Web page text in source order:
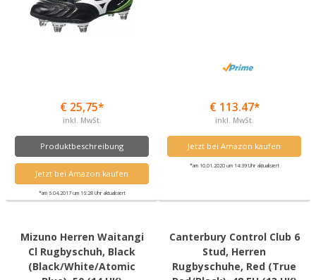
€ 25,75*
inkl. MwSt.
Produktbeschreibung
Jetzt bei Amazon kaufen
*am 6.04.2017 um 16:28 Uhr aktualisiert
€ 113.47*
inkl. MwSt.
Jetzt bei Amazon kaufen
*am 10.01.2020 um 14:39 Uhr aktualisiert
Mizuno Herren Waitangi
Cl Rugbyschuh, Black
(Black/White/Atomic
Canterbury Control Club 6
Stud, Herren
Rugbyschuhe, Red (True